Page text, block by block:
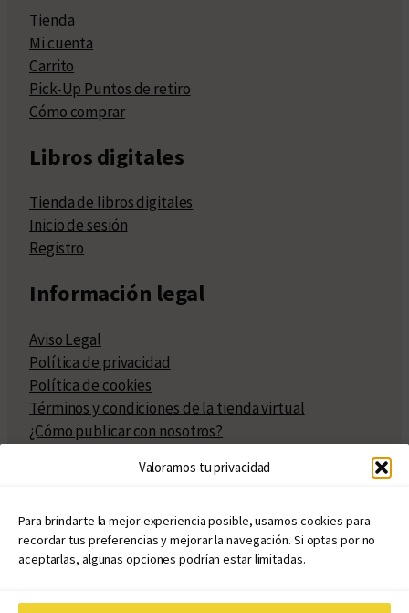
Valoramos tu privacidad
Para brindarte la mejor experiencia posible, usamos cookies para
recordar tus preferencias y mejorar la navegación. Si optas por no
aceptarlas, algunas opciones podrían estar limitadas.
Tienda
Mi cuenta
Carrito
Pick-Up Puntos de retiro
Cómo comprar
Libros digitales
Tienda de libros digitales
Inicio de sesión
Registro
Información legal
Aviso Legal
Política de privacidad
Política de cookies
Términos y condiciones de la tienda virtual
¿Cómo publicar con nosotros?
Políticas de publicación
Políticas de coedición
Atribuciones